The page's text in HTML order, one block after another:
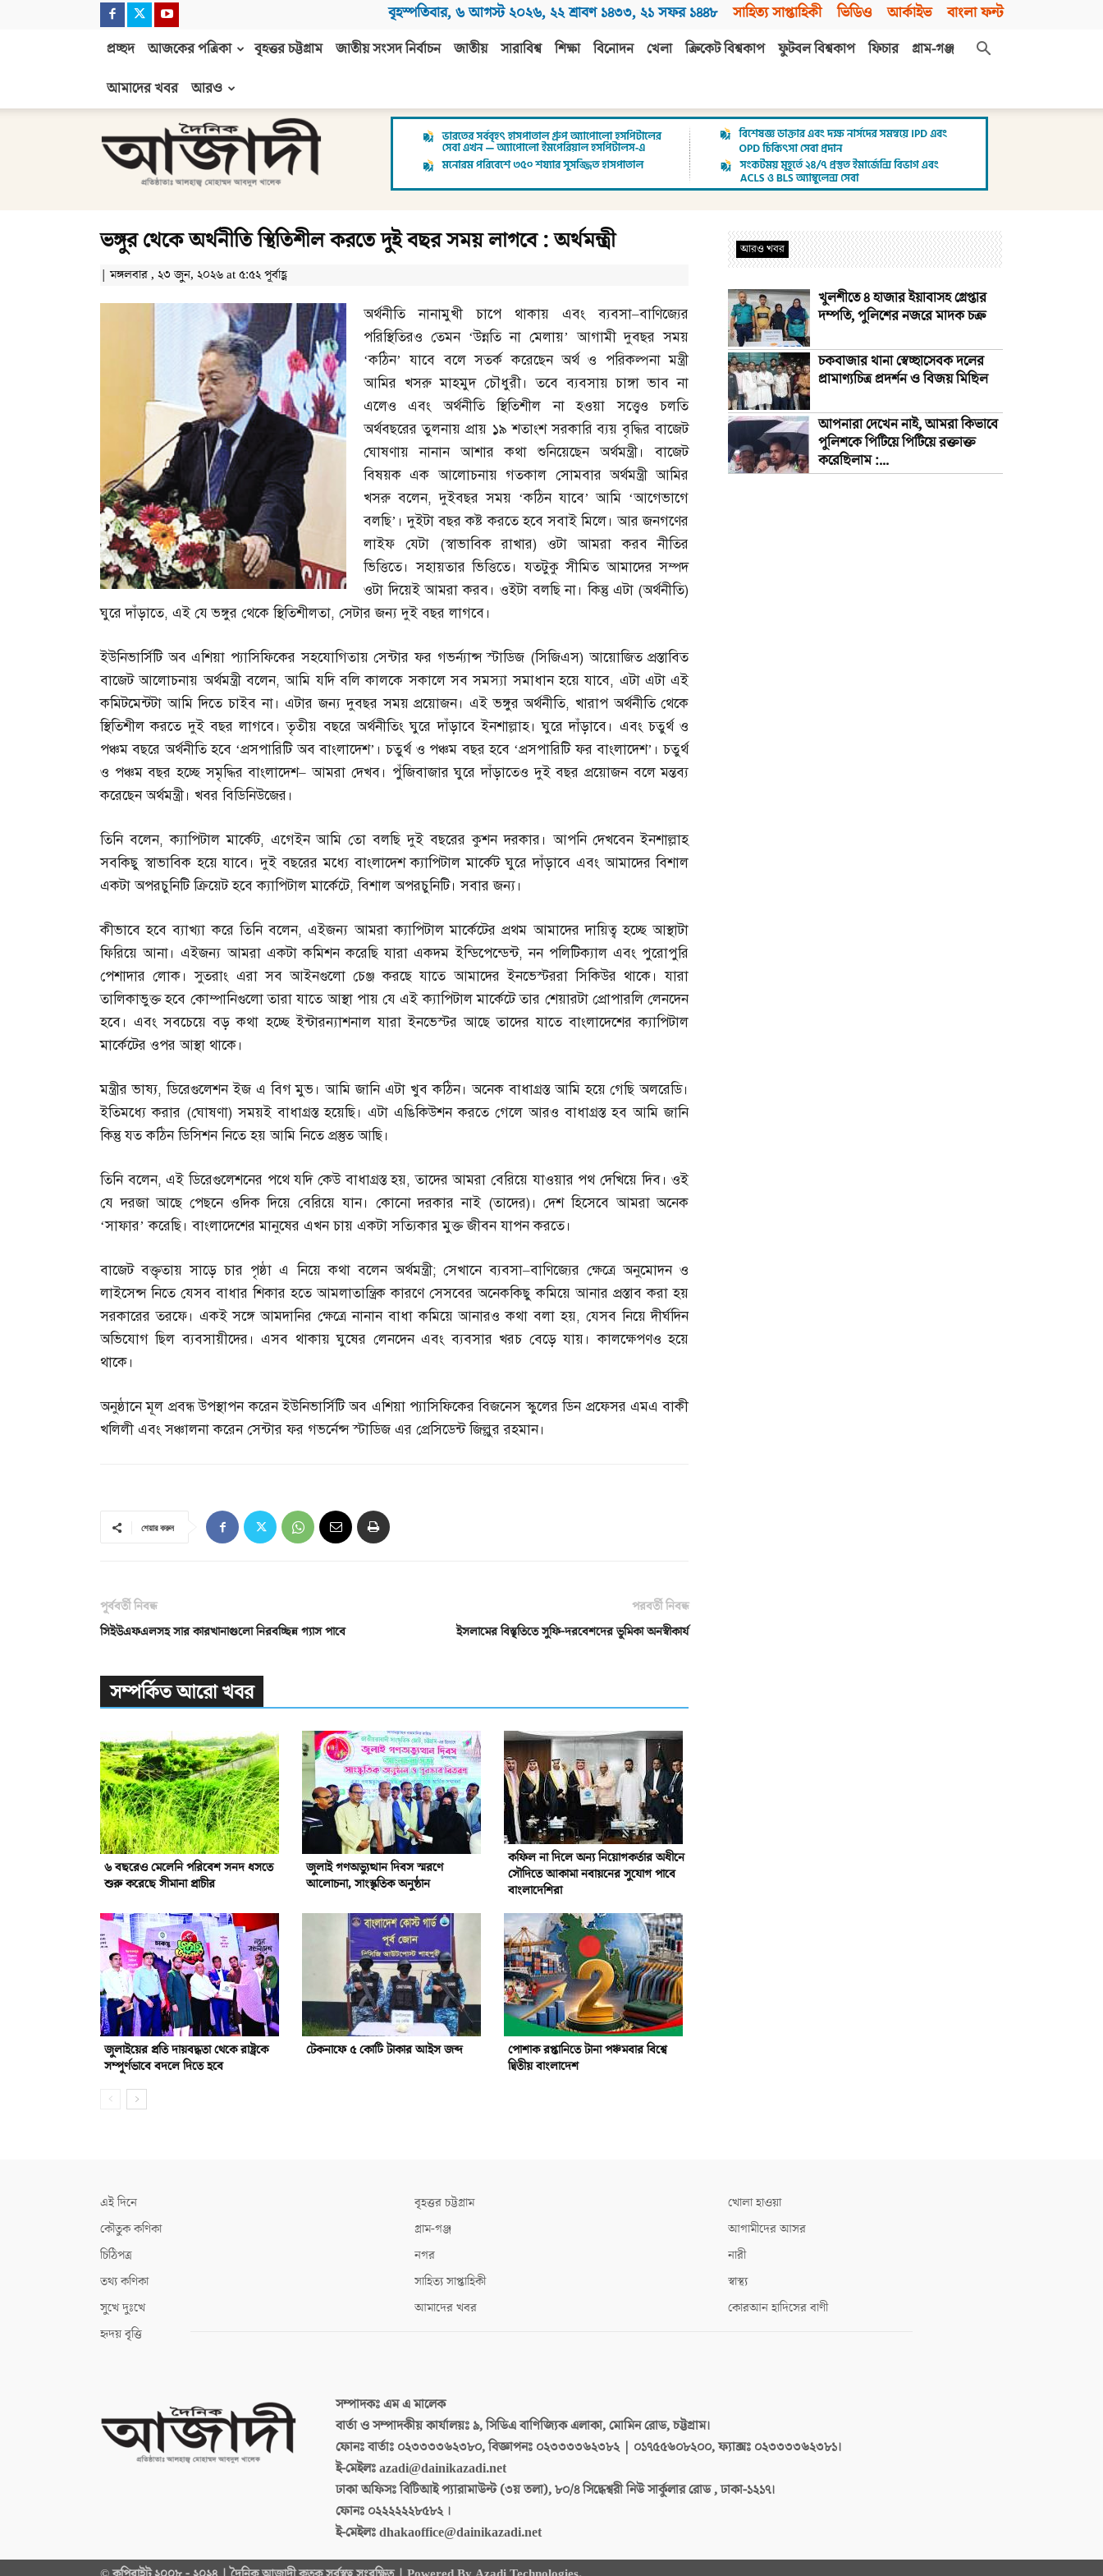
বৃহস্পতিবার, ৬ আগস্ট ২০২৬, ২২ শ্রাবণ ১৪৩৩, ২১ সফর ১৪৪৮ সাহিত্য সাপ্তাহিকী ভিডিও আর্কাইভ বাংলা ফন্ট
প্রচ্ছদ আজকের পত্রিকা বৃহত্তর চট্টগ্রাম জাতীয় সংসদ নির্বাচন জাতীয় সারাবিশ্ব শিক্ষা বিনোদন খেলা ক্রিকেট বিশ্বকাপ ফুটবল বিশ্বকাপ ফিচার
গ্রাম-গঞ্জ
আমাদের খবর
আরও
আজাদী
ভঙ্গুর থেকে অর্থনীতি স্থিতিশীল করতে দুই বছর সময় লাগবে : অর্থমন্ত্রী
| মঙ্গলবার , ২৩ জুন, ২০২৬ at ৫:৫২ পূর্বাহ্ণ
অর্থনীতি নানামুখী চাপে থাকায় এবং ব্যবসা–বাণিজ্যের
পরিস্থিতিরও তেমন ‘উন্নতি না মেলায়’ আগামী দুবছর সময়
‘কঠিন’ যাবে বলে সতর্ক করেছেন অর্থ ও পরিকল্পনা মন্ত্রী
আমির খসরু মাহমুদ চৌধুরী। তবে ব্যবসায় চাঙ্গা ভাব না
এলেও এবং অর্থনীতি স্থিতিশীল না হওয়া সত্ত্বেও চলতি
অর্থবছরের তুলনায় প্রায় ১৯ শতাংশ সরকারি ব্যয় বৃদ্ধির বাজেট
ঘোষণায় নানান আশার কথা শুনিয়েছেন অর্থমন্ত্রী। বাজেট
বিষয়ক এক আলোচনায় গতকাল সোমবার অর্থমন্ত্রী আমির
খসরু বলেন,দুইবছর সময় ‘কঠিন যাবে’ আমি ‘আগেভাগে
বলছি’। দুইটা বছর কষ্ট করতে হবে সবাই মিলে। আর জনগণের
লাইফ যেটা (স্বাভাবিক রাখার)ওটা আমরা করব নীতির
ভিত্তিতে। সহায়তার ভিত্তিতে। যতটুকু সীমিত আমাদের সম্পদ
ওটা দিয়েই আমরা করব। ওইটা বলছি না। কিন্তু এটা (অর্থনীতি)
ঘুরে দাঁড়াতে, এই যে ভঙ্গুর থেকে স্থিতিশীলতা, সেটার জন্য দুই বছর লাগবে।
ইউনিভার্সিটি অব এশিয়া প্যাসিফিকের সহযোগিতায় সেন্টার ফর গভর্ন্যান্স স্টাডিজ (সিজিএস)আয়োজিত প্রস্তাবিত
বাজেট আলোচনায় অর্থমন্ত্রী বলেন,আমি যদি বলি কালকে সকালে সব সমস্যা সমাধান হয়ে যাবে, এটা এটা এই
কমিটমেন্টটা আমি দিতে চাইব না। এটার জন্য দুবছর সময় প্রয়োজন। এই ভঙ্গুর অর্থনীতি, খারাপ অর্থনীতি থেকে
স্থিতিশীল করতে দুই বছর লাগবে। তৃতীয় বছরে অর্থনীতিং ঘুরে দাঁড়াবে ইনশাল্লাহ। ঘুরে দাঁড়াবে। এবং চতুর্থ ও
পঞ্চম বছরে অর্থনীতি হবে ‘প্রসপারিটি অব বাংলাদেশ’। চতুর্থ ও পঞ্চম বছর হবে ‘প্রসপারিটি ফর বাংলাদেশ’। চতুর্থ
ও পঞ্চম বছর হচ্ছে সমৃদ্ধির বাংলাদেশ–আমরা দেখব। পুঁজিবাজার ঘুরে দাঁড়াতেও দুই বছর প্রয়োজন বলে মন্তব্য
করেছেন অর্থমন্ত্রী। খবর বিডিনিউজের।
তিনি বলেন,ক্যাপিটাল মার্কেট, এগেইন আমি তো বলছি দুই বছরের কুশন দরকার। আপনি দেখবেন ইনশাল্লাহ
সবকিছু স্বাভাবিক হয়ে যাবে। দুই বছরের মধ্যে বাংলাদেশ ক্যাপিটাল মার্কেট ঘুরে দাঁড়াবে এবং আমাদের বিশাল
একটা অপরচুনিটি ক্রিয়েট হবে ক্যাপিটাল মার্কেটে,বিশাল অপরচুনিটি। সবার জন্য।
কীভাবে হবে ব্যাখ্যা করে তিনি বলেন,এইজন্য আমরা ক্যাপিটাল মার্কেটের প্রথম আমাদের দায়িত্ব হচ্ছে আস্থাটা
ফিরিয়ে আনা। এইজন্য আমরা একটা কমিশন করেছি যারা একদম ইন্ডিপেন্ডেন্ট,নন পলিটিক্যাল এবং পুরোপুরি
পেশাদার লোক। সুতরাং এরা সব আইনগুলো চেঞ্জ করছে যাতে আমাদের ইনভেস্টররা সিকিউর থাকে। যারা
তালিকাভুক্ত হবে কোম্পানিগুলো তারা যাতে আস্থা পায় যে এই ক্যাপিটাল মার্কেটে তার শেয়ারটা প্রোপারলি লেনদেন
হবে। এবং সবচেয়ে বড় কথা হচ্ছে ইন্টারন্যাশনাল যারা ইনভেস্টর আছে তাদের যাতে বাংলাদেশের ক্যাপিটাল
মার্কেটের ওপর আস্থা থাকে।
মন্ত্রীর ভাষ্য,ডিরেগুলেশন ইজ এ বিগ মুভ। আমি জানি এটা খুব কঠিন। অনেক বাধাগ্রস্ত আমি হয়ে গেছি অলরেডি।
ইতিমধ্যে করার (ঘোষণা)সময়ই বাধাগ্রস্ত হয়েছি। এটা এঙিকিউশন করতে গেলে আরও বাধাগ্রস্ত হব আমি জানি
কিন্তু যত কঠিন ডিসিশন নিতে হয় আমি নিতে প্রস্তুত আছি।
তিনি বলেন,এই ডিরেগুলেশনের পথে যদি কেউ বাধাগ্রস্ত হয়,তাদের আমরা বেরিয়ে যাওয়ার পথ দেখিয়ে দিব। ওই
যে দরজা আছে পেছনে ওদিক দিয়ে বেরিয়ে যান। কোনো দরকার নাই (তাদের)। দেশ হিসেবে আমরা অনেক
‘সাফার’ করেছি। বাংলাদেশের মানুষের এখন চায় একটা সত্যিকার মুক্ত জীবন যাপন করতে।
বাজেট বক্তৃতায় সাড়ে চার পৃষ্ঠা এ নিয়ে কথা বলেন অর্থমন্ত্রী; সেখানে ব্যবসা–বাণিজ্যের ক্ষেত্রে অনুমোদন ও
লাইসেন্স নিতে যেসব বাধার শিকার হতে আমলাতান্ত্রিক কারণে সেসবের অনেককিছু কমিয়ে আনার প্রস্তাব করা হয়
সরকারের তরফে। একই সঙ্গে আমদানির ক্ষেত্রে নানান বাধা কমিয়ে আনারও কথা বলা হয়, যেসব নিয়ে দীর্ঘদিন
অভিযোগ ছিল ব্যবসায়ীদের। এসব থাকায় ঘুষের লেনদেন এবং ব্যবসার খরচ বেড়ে যায়। কালক্ষেপণও হয়ে
থাকে।
অনুষ্ঠানে মূল প্রবন্ধ উপস্থাপন করেন ইউনিভার্সিটি অব এশিয়া প্যাসিফিকের বিজনেস স্কুলের ডিন প্রফেসর এমএ বাকী
খলিলী এবং সঞ্চালনা করেন সেন্টার ফর গভর্নেন্স স্টাডিজ এর প্রেসিডেন্ট জিল্লুর রহমান।
শেয়ার করুন
পূর্ববর্তী নিবন্ধ
সিইউএফএলসহ সার কারখানাগুলো নিরবচ্ছিন্ন গ্যাস পাবে
পরবর্তী নিবন্ধ
ইসলামের বিস্তৃতিতে সুফি-দরবেশদের ভূমিকা অনস্বীকার্য
সম্পর্কিত আরো খবর
৬ বছরেও মেলেনি পরিবেশ সনদ ধসতে
শুরু করেছে সীমানা প্রাচীর
জুলাই গণঅভ্যুত্থান দিবস স্মরণে
আলোচনা, সাংস্কৃতিক অনুষ্ঠান
কফিল না দিলে অন্য নিয়োগকর্তার অধীনে
সৌদিতে আকামা নবায়নের সুযোগ পাবে
বাংলাদেশিরা
জুলাইয়ের প্রতি দায়বদ্ধতা থেকে রাষ্ট্রকে
সম্পূর্ণভাবে বদলে দিতে হবে
টেকনাফে ৫ কোটি টাকার আইস জব্দ
পোশাক রপ্তানিতে টানা পঞ্চমবার বিশ্বে
দ্বিতীয় বাংলাদেশ
আরও খবর
খুলশীতে ৪ হাজার ইয়াবাসহ গ্রেপ্তার
দম্পতি, পুলিশের নজরে মাদক চক্র
চকবাজার থানা স্বেচ্ছাসেবক দলের
প্রামাণ্যচিত্র প্রদর্শন ও বিজয় মিছিল
আপনারা দেখেন নাই, আমরা কিভাবে
পুলিশকে পিটিয়ে পিটিয়ে রক্তাক্ত
করেছিলাম :...
এই দিনে
কৌতুক কণিকা
চিঠিপত্র
তথ্য কণিকা
সুখে দুঃখে
হৃদয় বৃত্তি
বৃহত্তর চট্টগ্রাম
গ্রাম-গঞ্জ
নগর
সাহিত্য সাপ্তাহিকী
আমাদের খবর
খোলা হাওয়া
আগামীদের আসর
নারী
স্বাস্থ্য
কোরআন হাদিসের বাণী
সম্পাদকঃএম এ মালেক
বার্তা ও সম্পাদকীয় কার্যালয়ঃ৯, সিডিএ বাণিজ্যিক এলাকা, মোমিন রোড, চট্টগ্রাম।
ফোনঃ বার্তাঃ ০২৩৩৩৩৬২৩৮০, বিজ্ঞাপনঃ ০২৩৩৩৩৬২৩৮২ | ০১৭৫৫৬০৮২০০, ফ্যাক্সঃ ০২৩৩৩৩৬২৩৮১।
ই-মেইলঃazadi@dainikazadi.net
ঢাকা অফিসঃবিটিআই প্যারামাউন্ট (৩য় তলা), ৮০/৪ সিদ্ধেশ্বরী নিউ সার্কুলার রোড , ঢাকা-১২১৭।
ফোনঃ ০২২২২২২৮৫৮২ ।
ই-মেইলঃdhakaoffice@dainikazadi.net